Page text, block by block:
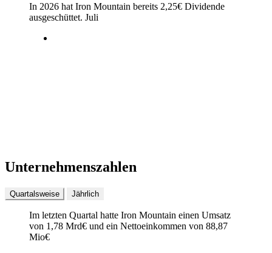
In 2026 hat Iron Mountain bereits 2,25€ Dividende
ausgeschüttet. Juli
Unternehmenszahlen
Quartalsweise Jährlich
Im letzten Quartal hatte Iron Mountain einen Umsatz
von 1,78 Mrd€ und ein Nettoeinkommen von 88,87
Mio€